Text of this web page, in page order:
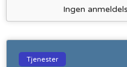
Ingen
Tjenester